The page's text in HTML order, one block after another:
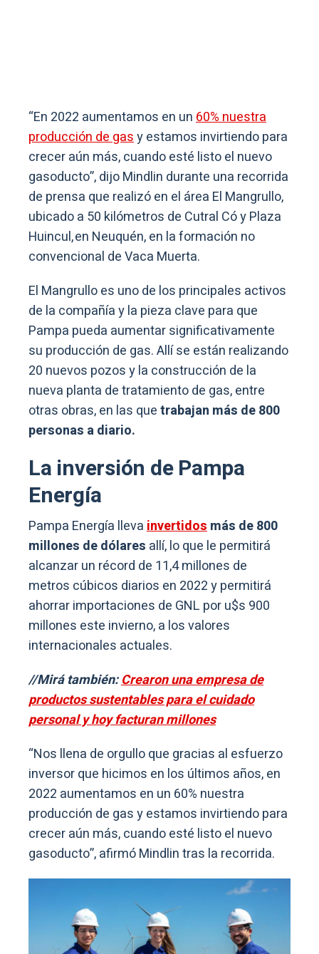
“En 2022 aumentamos en un60% nuestra
producción de gasy estamos invirtiendo para
crecer aún más, cuando esté listo el nuevo
gasoducto”, dijo Mindlin durante una recorrida
de prensa que realizó en el área El Mangrullo,
ubicado a 50 kilómetros de Cutral Có y Plaza
Huincul, en Neuquén, en la formación no
convencional de Vaca Muerta.
El Mangrullo es uno de los principales activos
de la compañía y la pieza clave para que
Pampa pueda aumentar significativamente
su producción de gas. Allí se están realizando
20 nuevos pozos y la construcción de la
nueva planta de tratamiento de gas, entre
otras obras, en las quetrabajan más de 800
personas a diario.
La inversión de Pampa
Energía
Pampa Energía llevainvertidosmás de 800
millones de dólares allí, lo que le permitirá
alcanzar un récord de 11,4 millones de
metros cúbicos diarios en 2022 y permitirá
ahorrar importaciones de GNL por u$s 900
millones este invierno, a los valores
internacionales actuales.
//Mirá también:Crearon una empresa de
productos sustentables para el cuidado
personal y hoy facturan millones
“Nos llena de orgullo que gracias al esfuerzo
inversor que hicimos en los últimos años, en
2022 aumentamos en un 60% nuestra
producción de gas y estamos invirtiendo para
crecer aún más, cuando esté listo el nuevo
gasoducto”, afirmó Mindlin tras la recorrida.